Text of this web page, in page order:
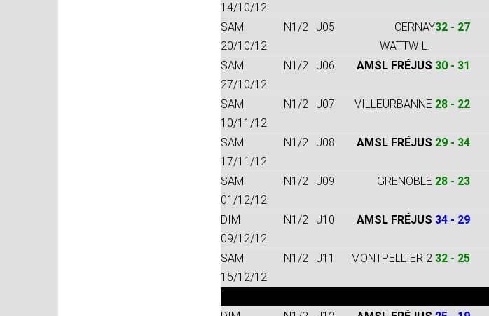
14/10/12
SAM
20/10/12
N1/2 J05
CERNAY
WATTWIL.
32 - 27
SAM
27/10/12
N1/2 J06 AMSL FRÉJUS 30 - 31
SAM
10/11/12
N1/2 J07 VILLEURBANNE 28 - 22
SAM
17/11/12
N1/2 J08 AMSL FRÉJUS 29 - 34
SAM
01/12/12
N1/2 J09 GRENOBLE 28 - 23
DIM
09/12/12
N1/2 J10 AMSL FRÉJUS 34 - 29
SAM
15/12/12
N1/2 J11 MONTPELLIER 2 32 - 25